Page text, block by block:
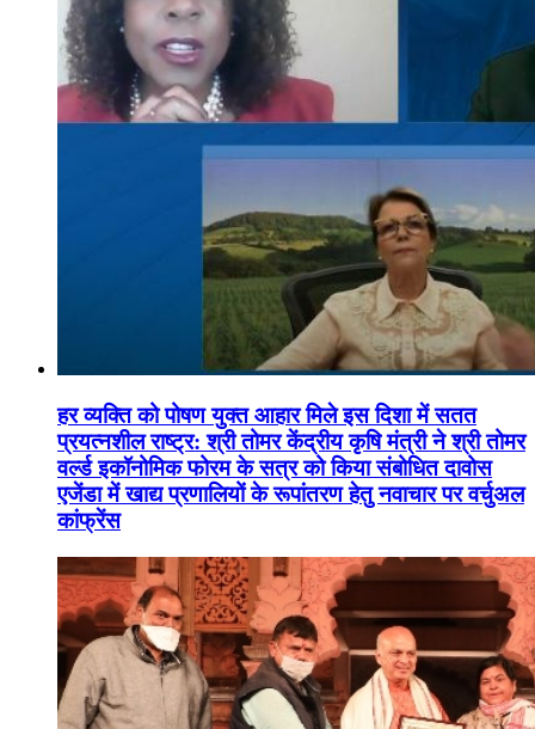
हर व्यक्ति को पोषण युक्त आहार मिले इस दिशा में सतत
प्रयत्नशील राष्ट्र: श्री तोमर केंद्रीय कृषि मंत्री ने श्री तोमर
वर्ल्ड इकॉनोमिक फोरम के सत्र को किया संबोधित दावोस
एजेंडा में खाद्य प्रणालियों के रूपांतरण हेतु नवाचार पर वर्चुअल
कांफ्रेंस